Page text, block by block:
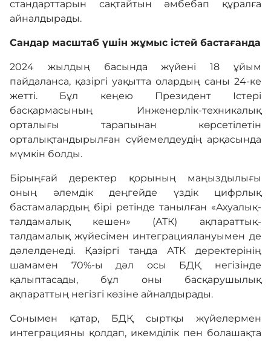
стандарттарын сақтайтын әмбебап құралға
айналдырады.
Сандар масштаб үшін жұмыс істей бастағанда
2024 жылдың басында жүйені 18 ұйым
пайдаланса, қазіргі уақытта олардың саны 24-ке
жетті. Бұл кеңею Президент Істері
басқармасының Инженерлік-техникалық
орталығы тарапынан көрсетілетін
орталықтандырылған сүйемелдеудің арқасында
мүмкін болды.
Бірыңғай деректер қорының маңыздылығы
оның әлемдік деңгейде үздік цифрлық
бастамалардың бірі ретінде танылған «Ахуалық-
талдамалық кешен» (АТК) ақпараттық-
талдамалық жүйесімен интеграциялануымен де
дәлелденеді. Қазіргі таңда АТК деректерінің
шамамен 70%-ы дәл осы БДҚ негізінде
қалыптасады, бұл оны басқарушылық
ақпараттың негізгі көзіне айналдырады.
Сонымен қатар, БДҚ сыртқы жүйелермен
интеграцияны қолдап, икемділік пен болашақта